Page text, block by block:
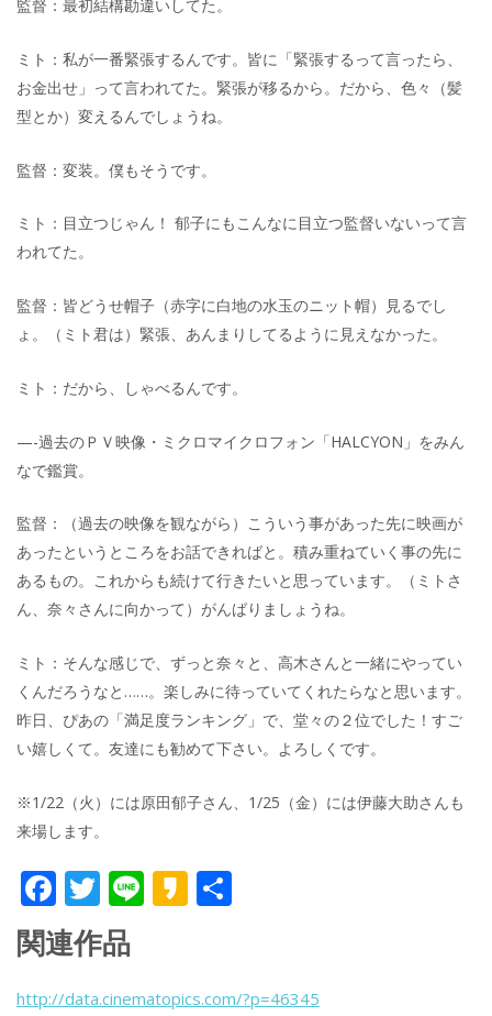
監督：最初結構勘違いしてた。
ミト：私が一番緊張するんです。皆に「緊張するって言ったら、
お金出せ」って言われてた。緊張が移るから。だから、色々（髪
型とか）変えるんでしょうね。
監督：変装。僕もそうです。
ミト：目立つじゃん！ 郁子にもこんなに目立つ監督いないって言
われてた。
監督：皆どうせ帽子（赤字に白地の水玉のニット帽）見るでし
ょ。（ミト君は）緊張、あんまりしてるように見えなかった。
ミト：だから、しゃべるんです。
—-過去のＰＶ映像・ミクロマイクロフォン「HALCYON」をみん
なで鑑賞。
監督：（過去の映像を観ながら）こういう事があった先に映画が
あったというところをお話できればと。積み重ねていく事の先に
あるもの。これからも続けて行きたいと思っています。（ミトさ
ん、奈々さんに向かって）がんばりましょうね。
ミト：そんな感じで、ずっと奈々と、高木さんと一緒にやってい
くんだろうなと……。楽しみに待っていてくれたらなと思います。
昨日、ぴあの「満足度ランキング」で、堂々の２位でした！すご
い嬉しくて。友達にも勧めて下さい。よろしくです。
※1/22（火）には原田郁子さん、1/25（金）には伊藤大助さんも
来場します。
F
ac
e
b
T
w
itt
er
Li K
a
関連作品
http://data.cinematopics.com/?p=46345